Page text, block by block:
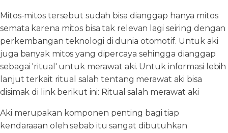
Mitos-mitos tersebut sudah bisa dianggap hanya mitos
semata karena mitos bisa tak relevan lagi seiring dengan
perkembangan teknologi di dunia otomotif. Untuk aki
juga banyak mitos yang dipercaya sehingga dianggap
sebagai 'ritual' untuk merawat aki. Untuk informasi lebih
lanjut terkait ritual salah tentang merawat aki bisa
disimak di link berikut ini: Ritual salah merawat aki
Aki merupakan komponen penting bagi tiap
kendaraaan oleh sebab itu sangat dibutuhkan